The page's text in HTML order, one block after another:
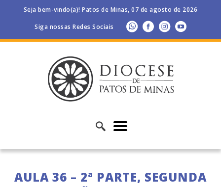
Seja bem-vindo(a)! Patos de Minas, 07 de agosto de 2026
Siga nossas Redes Sociais
AULA 36 – 2ª PARTE, SEGUNDA